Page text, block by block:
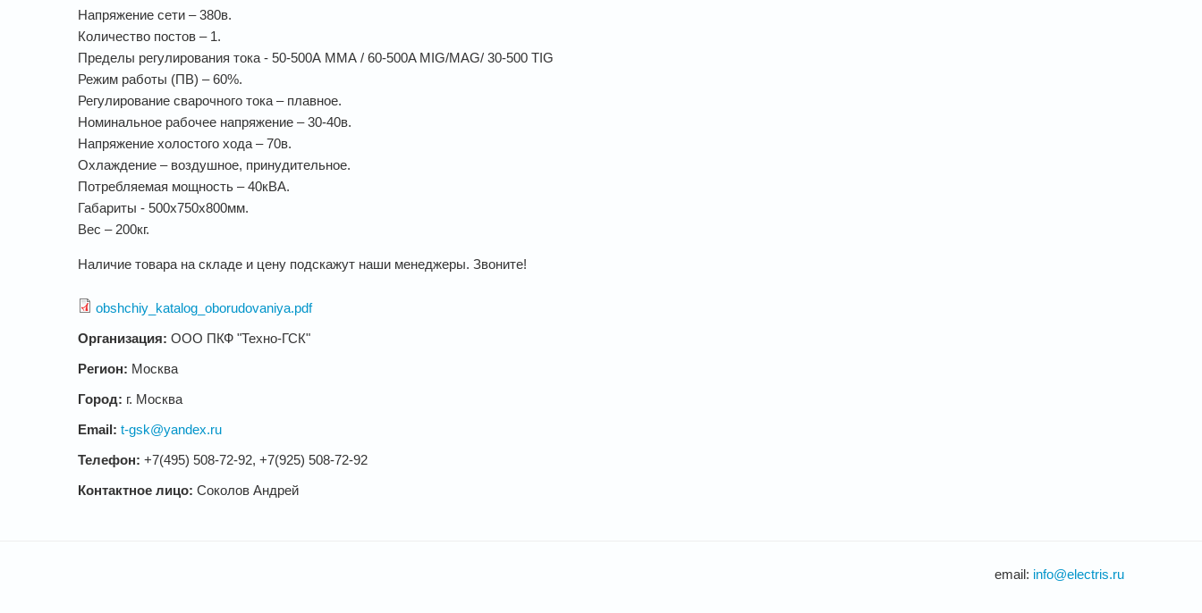
Напряжение сети – 380в.
Количество постов – 1.
Пределы регулирования тока - 50-500А ММА / 60-500A MIG/MAG/ 30-500 TIG
Режим работы (ПВ) – 60%.
Регулирование сварочного тока – плавное.
Номинальное рабочее напряжение – 30-40в.
Напряжение холостого хода – 70в.
Охлаждение – воздушное, принудительное.
Потребляемая мощность – 40кВА.
Габариты - 500х750х800мм.
Вес – 200кг.
Наличие товара на складе и цену подскажут наши менеджеры. Звоните!
obshchiy_katalog_oborudovaniya.pdf
Организация: ООО ПКФ "Техно-ГСК"
Регион: Москва
Город: г. Москва
Email: t-gsk@yandex.ru
Телефон: +7(495) 508-72-92, +7(925) 508-72-92
Контактное лицо: Соколов Андрей
email: info@electris.ru